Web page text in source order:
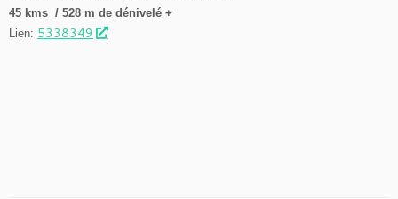
45 kms / 528 m de dénivelé +
Lien: 5338349